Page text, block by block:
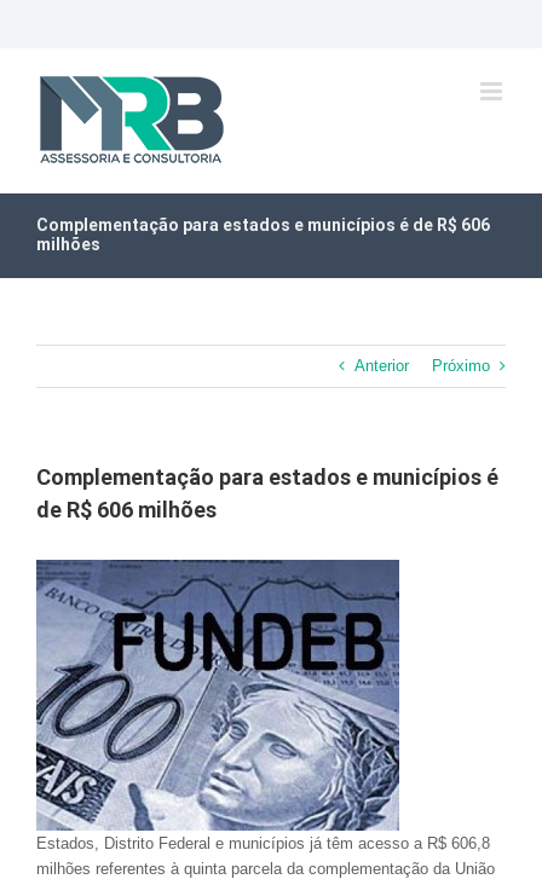
Complementação para estados e municípios é de R$ 606
milhões
Anterior Próximo
Complementação para estados e municípios é
de R$ 606 milhões
Estados, Distrito Federal e municípios já têm acesso a R$ 606,8
milhões referentes à quinta parcela da complementação da União